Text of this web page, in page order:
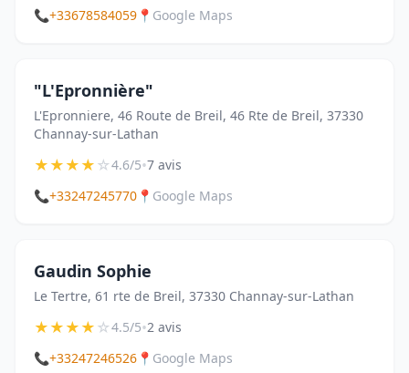
📞+33678584059 📍 Google Maps
"L'Epronnière"
L'Epronniere, 46 Route de Breil, 46 Rte de Breil, 37330
Channay-sur-Lathan
★★★★☆4.6/5•7 avis
📞+33247245770 📍 Google Maps
Gaudin Sophie
Le Tertre, 61 rte de Breil, 37330 Channay-sur-Lathan
★★★★☆4.5/5•2 avis
📞+33247246526 📍 Google Maps